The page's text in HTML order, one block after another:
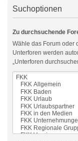
Suchoptionen
Zu durchsuchende
Wähle das Forum oder
Unterforen werden
„Unterforen